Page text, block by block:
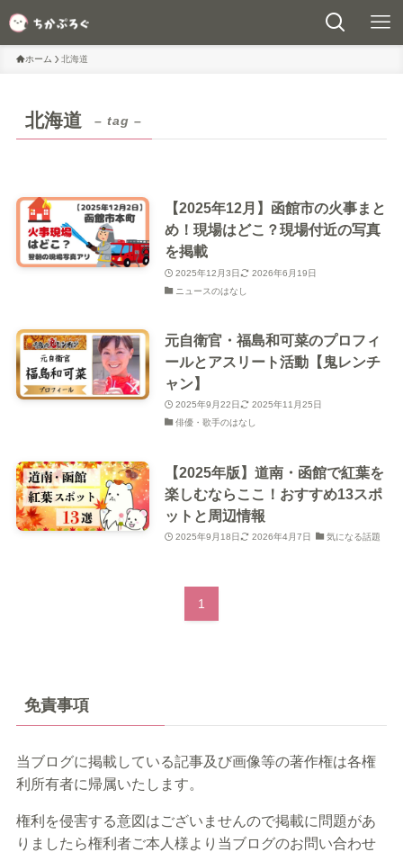
ホーム 北海道
北海道 – tag –
【2025年12月】函館市の火事まと
め！現場はどこ？現場付近の写真
を掲載
2025年12月3日
2026年6月19日
ニュースのはなし
元自衛官・福島和可菜のプロフィ
ールとアスリート活動【鬼レンチ
ャン】
2025年9月22日
2025年11月25日
俳優・歌手のはなし
【2025年版】道南・函館で紅葉を
楽しむならここ！おすすめ13スポ
ットと周辺情報
2025年9月18日 2026年4月7日 気になる話題
1
免責事項
当ブログに掲載している記事及び画像等の著作権は各権
利所有者に帰属いたします。
権利を侵害する意図はございませんので掲載に問題があ
りましたら権利者ご本人様より当ブログのお問い合わせ